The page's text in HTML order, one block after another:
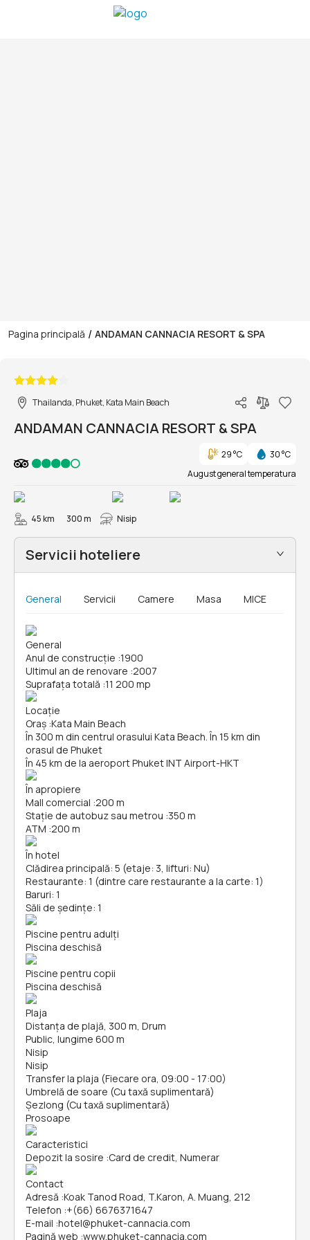
Pagina principală / ANDAMAN CANNACIA RESORT & SPA
Thailanda, Phuket, Kata Main Beach
ANDAMAN CANNACIA RESORT & SPA
29 °C
30 °C
August general temperatura
45 km 300 m Nisip
Servicii hoteliere
General Servicii Camere Masa MICE
General
Anul de construcție :1900
Ultimul an de renovare :2007
Suprafața totală :11 200 mp
Locație
Oraș :Kata Main Beach
În 300 m din centrul orasului Kata Beach. În 15 km din
orasul de Phuket
În 45 km de la aeroport Phuket INT Airport-HKT
În apropiere
Mall comercial :200 m
Stație de autobuz sau metrou :350 m
ATM :200 m
În hotel
Clădirea principală: 5 (etaje: 3, lifturi: Nu)
Restaurante: 1 (dintre care restaurante a la carte: 1)
Baruri: 1
Săli de ședințe: 1
Piscine pentru adulți
Piscina deschisă
Piscine pentru copii
Piscina deschisă
Plaja
Distanța de plajă, 300 m, Drum
Public, lungime 600 m
Nisip
Nisip
Transfer la plaja (Fiecare ora, 09:00 - 17:00)
Umbrelă de soare (Cu taxă suplimentară)
Șezlong (Cu taxă suplimentară)
Prosoape
Caracteristici
Depozit la sosire :Card de credit, Numerar
Contact
Adresă :Koak Tanod Road, T.Karon, A. Muang, 212
Telefon :+(66) 6676371647
E-mail :hotel@phuket-cannacia.com
Pagină web :www.phuket-cannacia.com